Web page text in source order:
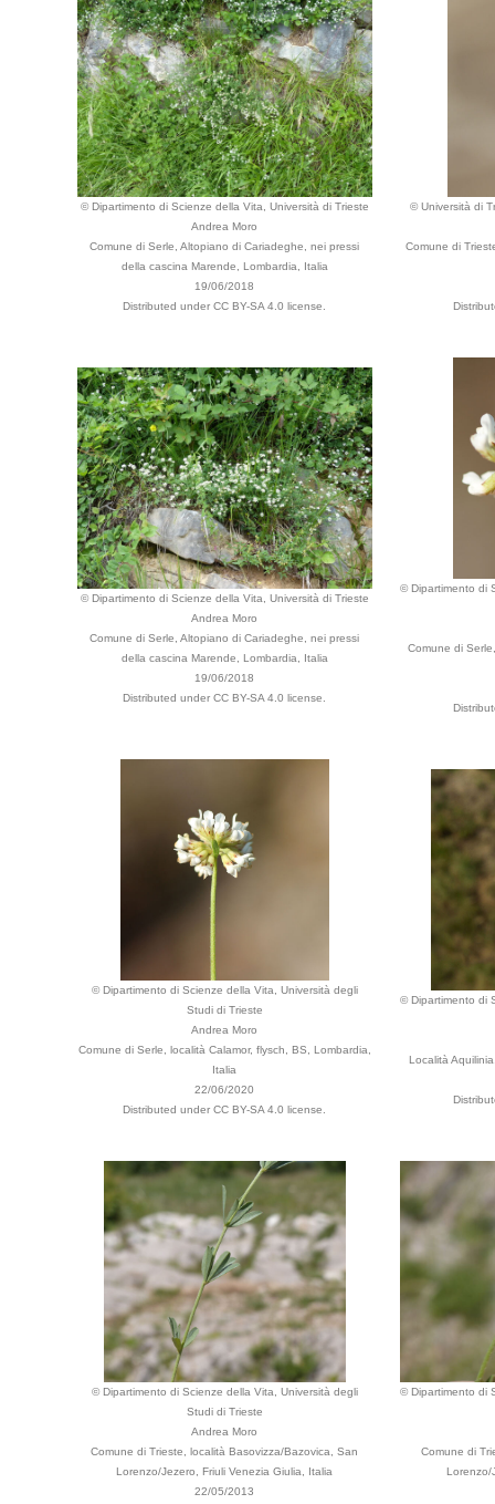
© Dipartimento di Scienze della Vita, Università di Trieste
Andrea Moro
Comune di Serle, Altopiano di Cariadeghe, nei pressi
della cascina Marende, Lombardia, Italia
19/06/2018
Distributed under CC BY-SA 4.0 license.
© Università di
Comune di
© Dipartimento di Scienze della Vita, Università di Trieste
Andrea Moro
Comune di Serle, Altopiano di Cariadeghe, nei pressi
della cascina Marende, Lombardia, Italia
19/06/2018
Distributed under CC BY-SA 4.0 license.
© Dipartimento di
Comune di
© Dipartimento di Scienze della Vita, Università degli
Studi di Trieste
Andrea Moro
Comune di Serle, località Calamor, flysch, BS, Lombardia,
Italia
22/06/2020
Distributed under CC BY-SA 4.0 license.
© Dipartimento di
Località
© Dipartimento di Scienze della Vita, Università degli
Studi di Trieste
Andrea Moro
Comune di Trieste, località Basovizza/Bazovica, San
Lorenzo/Jezero, Friuli Venezia Giulia, Italia
22/05/2013
© Dipartimento di
Comune di
Lorenzo/